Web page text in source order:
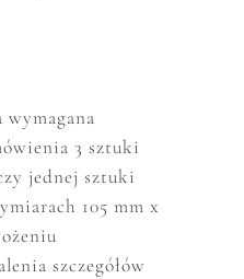
ówienia 3 sztuki
jednej sztuki
105 mm x
szczegółów